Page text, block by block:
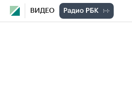
ВИДЕО